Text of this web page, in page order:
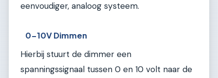
eenvoudiger, analoog systeem.
0-10V Dimmen
Hierbij stuurt de dimmer een
spanningssignaal tussen 0 en 10 volt naar de